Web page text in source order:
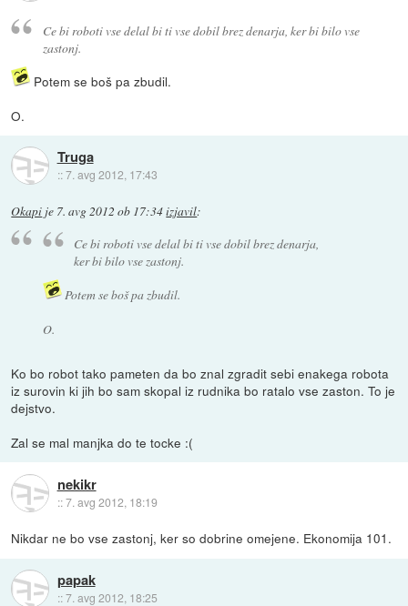
Ce bi roboti vse delal bi ti vse dobil brez denarja, ker bi bilo vse
zastonj.
Potem se boš pa zbudil.
O.
Truga
::7. avg 2012, 17:43
Okapi je 7. avg 2012 ob 17:34izjavil:
Ce bi roboti vse delal bi ti vse dobil brez denarja,
ker bi bilo vse zastonj.
Potem se boš pa zbudil.
O.
Ko bo robot tako pameten da bo znal zgradit sebi enakega robota
iz surovin ki jih bo sam skopal iz rudnika bo ratalo vse zaston. To je
dejstvo.
Zal se mal manjka do te tocke :(
nekikr
::7. avg 2012, 18:19
Nikdar ne bo vse zastonj, ker so dobrine omejene. Ekonomija 101.
papak
::7. avg 2012, 18:25